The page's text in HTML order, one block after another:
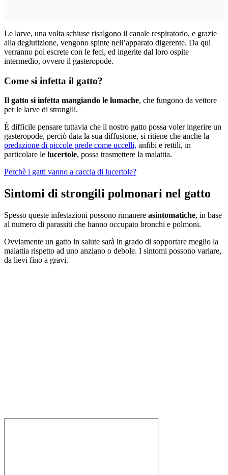
Le larve, una volta schiuse risalgono il canale respiratorio, e grazie
alla deglutizione, vengono spinte nell’apparato digerente. Da qui
verranno poi escrete con le feci, ed ingerite dal loro ospite
intermedio, ovvero il gasteropode.
Come si infetta il gatto?
Il gatto si infetta mangiando le lumache, che fungono da vettore
per le larve di strongili.
È difficile pensare tuttavia che il nostro gatto possa voler ingerire un
gasteropode, perciò data la sua diffusione, si ritiene che anche la
predazione di piccole prede come uccelli, anfibi e rettili, in
particolare le lucertole, possa trasmettere la malattia.
Perchè i gatti vanno a caccia di lucertole?
Sintomi di strongili polmonari nel gatto
Spesso queste infestazioni possono rimanere asintomatiche, in base
al numero di parassiti che hanno occupato bronchi e polmoni.
Ovviamente un gatto in salute sarà in grado di sopportare meglio la
malattia rispetto ad uno anziano o debole. I sintomi possono variare,
da lievi fino a gravi.